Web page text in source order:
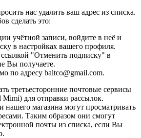
нас удалить ваш адрес из списка.
сделать это:
учётной записи, войдите в неё и
в настройках вашего профиля.
ссылкой "Отменить подписку" в
Вы получаете.
по адресу baltco@gmail.com.
третьесторонние почтовые сервисы
для отправки рассылок.
нашего магазина могут просматривать
Таким образом они смогут
почты из списка, если Вы